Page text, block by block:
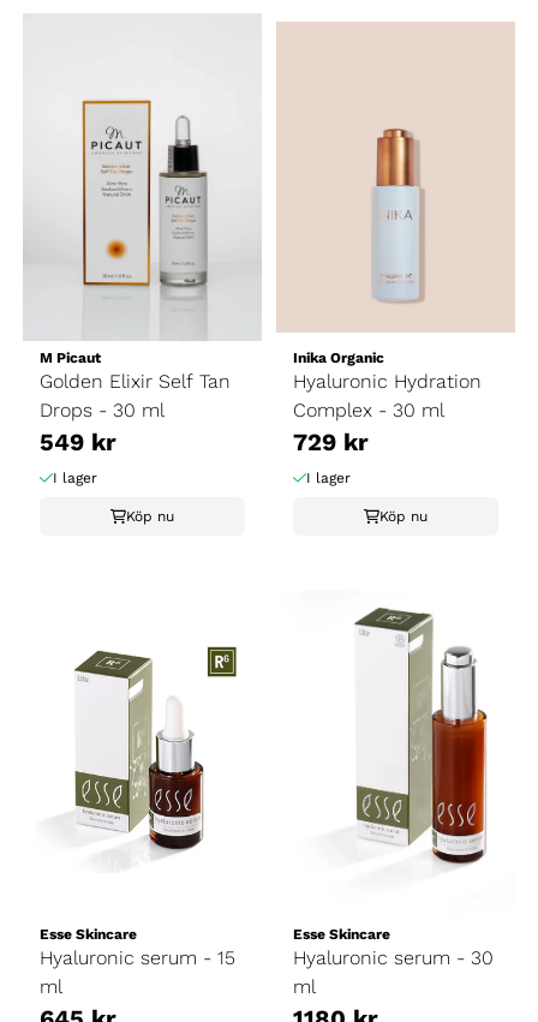
M Picaut
Golden Elixir Self Tan
Drops - 30 ml
549 kr
I lager
Köp nu
Inika Organic
Hyaluronic Hydration
Complex - 30 ml
729 kr
I lager
Köp nu
Esse Skincare
Hyaluronic serum - 15
ml
Esse Skincare
Hyaluronic serum - 30
ml